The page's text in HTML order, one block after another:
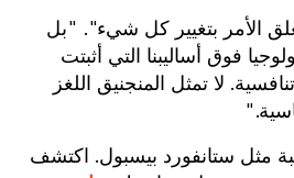
الأمر بتغيير كل شيء". "بل
فوق أساليبنا التي أثبتت
لا تمثل المنجنيق اللغز
مثل ستانفورد بيسبول. اكتشف